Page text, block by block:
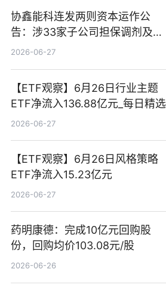
协鑫能科连发两则资本运作公
告：涉33家子公司担保调剂及10
亿元产业基金设立
2026-06-27
【ETF观察】6月26日行业主题
ETF净流入136.88亿元_每日精选
2026-06-27
【ETF观察】6月26日风格策略
ETF净流入15.23亿元
2026-06-27
药明康德：完成10亿元回购股
份，回购均价103.08元/股
2026-06-26